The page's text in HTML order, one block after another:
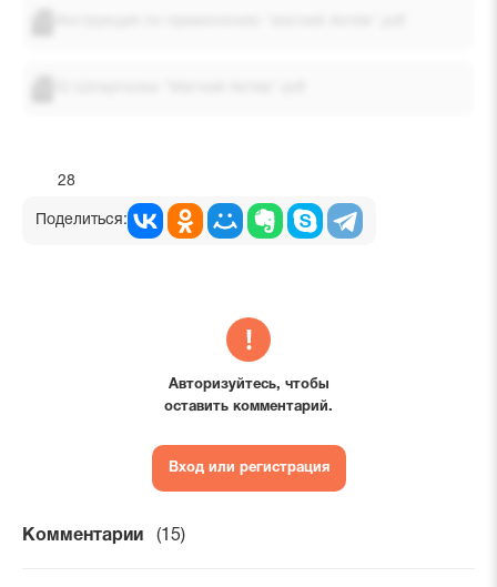
28
Поделиться:
Авторизуйтесь, чтобы
оставить комментарий.
Вход или регистрация
Комментарии (15)